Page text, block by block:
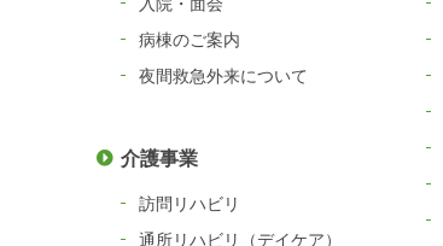
病棟のご案内
夜間救急外来について
介護事業
訪問リハビリ
通所リハビリ（デイケア）